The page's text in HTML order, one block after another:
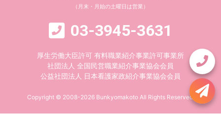
（月末・月始の土曜日は営業）
03-3945-3631
厚生労働大臣許可 有料職業紹介事業許可事業所
社団法人 全国民営職業紹介事業協会会員
公益社団法人 日本看護家政紹介事業協会会員
Copyright © 2008-2026 Bunkyomakoto All Rights Reserved.